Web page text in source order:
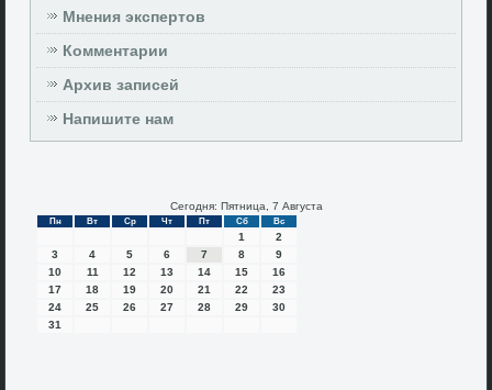
Мнения экспертов
Комментарии
Архив записей
Напишите нам
Сегодня: Пятница, 7 Августа
Пн Вт Ср Чт Пт Сб Вс
1
2
3
4 5 6 7 8
9
10
11 12 13 14 15
16
17
18 19 20 21 22
23
24
25 26 27 28 29
30
31